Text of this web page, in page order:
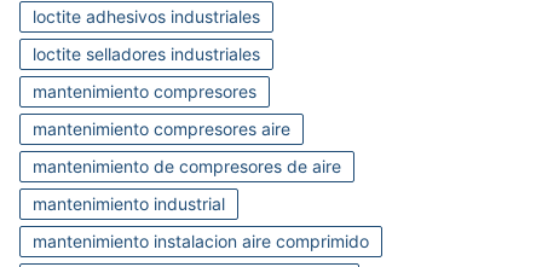
loctite adhesivos industriales
loctite selladores industriales
mantenimiento compresores
mantenimiento compresores aire
mantenimiento de compresores de aire
mantenimiento industrial
mantenimiento instalacion aire comprimido